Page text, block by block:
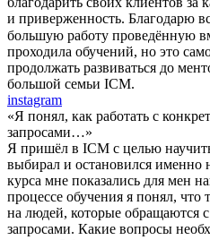
и приверженность. Благодарю
большую работу проведённую
проходила обучений, но это
продолжать развиваться до
большой семьи ICM.
instagram
«Я понял, как работать с
запросами…»
Я пришёл в ICM с целью
выбирал и остановился именно
курса мне показались для мен
процессе обучения я понял, что
на людей, которые обращаются
запросами. Какие вопросы